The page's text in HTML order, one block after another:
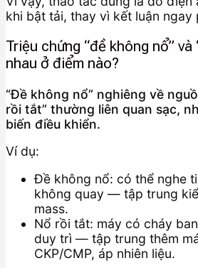
khi bật tải, thay vì kết luận ngay
Triệu chứng “đề không nổ”
nhau ở điểm nào?
“Đề không nổ” nghiêng về
rồi tắt” thường liên quan sạc,
biến điều khiển.
Ví dụ:
Đề không nổ: có thể nghe
không quay — tập trung
mass.
Nổ rồi tắt: máy có cháy
duy trì — tập trung thêm
CKP/CMP, áp nhiên liệu.